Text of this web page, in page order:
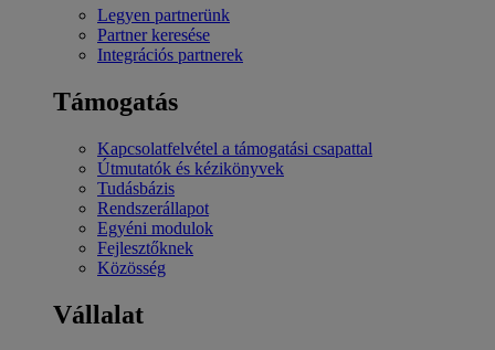
Legyen partnerünk
Partner keresése
Integrációs partnerek
Támogatás
Kapcsolatfelvétel a támogatási csapattal
Útmutatók és kézikönyvek
Tudásbázis
Rendszerállapot
Egyéni modulok
Fejlesztőknek
Közösség
Vállalat